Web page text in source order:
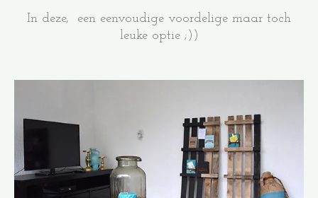
In deze, een eenvoudige voordelige maar toch
leuke optie ;))